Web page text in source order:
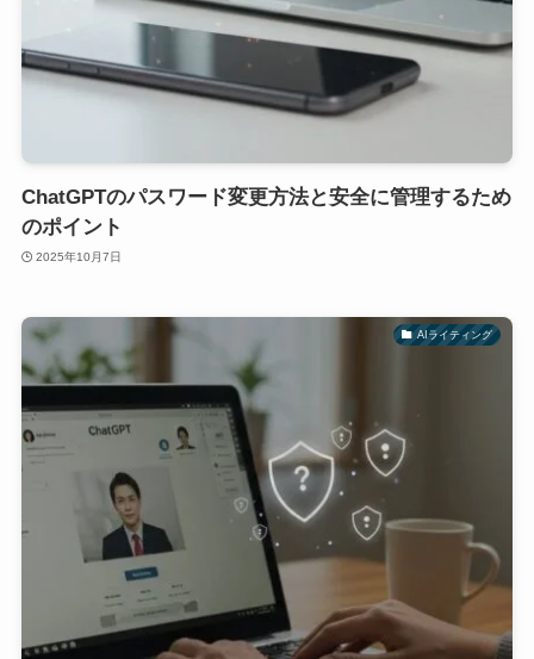
ChatGPTのパスワード変更方法と安全に管理するため
のポイント
2025年10月7日
AIライティング